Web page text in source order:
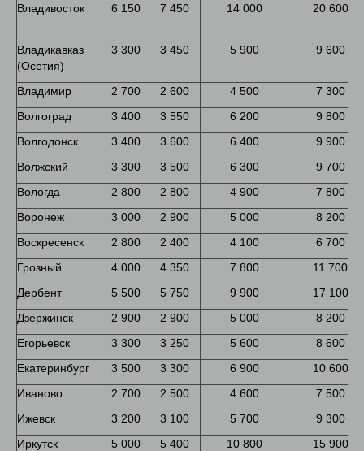
Владивосток 6 150 7 450 14 000 20 600
Владикавказ
(Осетия)
3 300 3 450 5 900 9 600
Владимир 2 700 2 600 4 500
7 300
Волгоград
3 400 3 550 6 200
9 800
Волгодонск
3 400 3 600 6 400
9 900
Волжский
3 300 3 500 6 300
9 700
Вологда
2 800 2 800 4 900
7 800
Воронеж
3 000 2 900 5 000
8 200
Воскресенск
2 800 2 400 4 100
6 700
Грозный
4 000 4 350 7 800
11 700
Дербент
5 500 5 750 9 900
17 100
Дзержинск
2 900 2 900 5 000
8 200
Егорьевск
3 300 3 250 5 600
8 600
Екатеринбург
3 500 3 300 6 900
10 600
Иваново
2 700 2 500 4 600
7 500
Ижевск
3 200 3 100 5 700
9 300
Иркутск
5 000 5 400 10 800 15 900